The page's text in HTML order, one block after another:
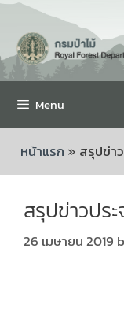
Menu
หน้าแรก » สรุปข่า
สรุปข่าวปร
26 เมษายน 2019